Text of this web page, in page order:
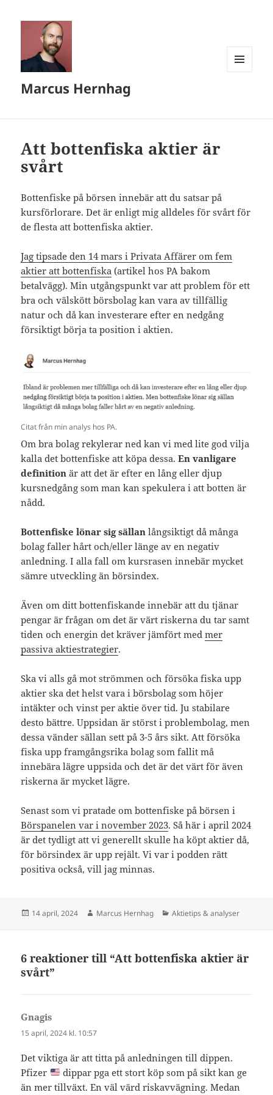
Marcus Hernhag
Att bottenfiska aktier är
svårt
Bottenfiske på börsen innebär att du satsar på
kursförlorare. Det är enligt mig alldeles för svårt för
de flesta att bottenfiska aktier.
Jag tipsade den 14 mars i Privata Affärer om fem
aktier att bottenfiska (artikel hos PA bakom
betalvägg). Min utgångspunkt var att problem för ett
bra och välskött börsbolag kan vara av tillfällig
natur och då kan investerare efter en nedgång
försiktigt börja ta position i aktien.
Citat från min analys hos PA.
Om bra bolag rekylerar ned kan vi med lite god vilja
kalla det bottenfiske att köpa dessa.En vanligare
definition är att det är efter en lång eller djup
kursnedgång som man kan spekulera i att botten är
nådd.
Bottenfiske lönar sig sällan långsiktigt då många
bolag faller hårt och/eller länge av en negativ
anledning. I alla fall om kursrasen innebär mycket
sämre utveckling än börsindex.
Även om ditt bottenfiskande innebär att du tjänar
pengar är frågan om det är värt riskerna du tar samt
tiden och energin det kräver jämfört medmer
passiva aktiestrategier.
Ska vi alls gå mot strömmen och försöka fiska upp
aktier ska det helst vara i börsbolag som höjer
intäkter och vinst per aktie över tid. Ju stabilare
desto bättre. Uppsidan är störst i problembolag, men
dessa vänder sällan sett på 3-5 års sikt. Att försöka
fiska upp framgångsrika bolag som fallit må
innebära lägre uppsida och det är det värt för även
riskerna är mycket lägre.
Senast som vi pratade om bottenfiske på börsen i
Börspanelen var i november 2023. Så här i april 2024
är det tydligt att vi generellt skulle ha köpt aktier då,
för börsindex är upp rejält. Vi var i podden rätt
positiva också, vill jag minnas.
Postat
14 april, 2024 Författare
Marcus Hernhag Kategorier
Aktietips & analyser
6 reaktioner till “Att bottenfiska aktier är
svårt”
Gnagis
15 april, 2024 kl. 10:57
Det viktiga är att titta på anledningen till dippen.
Pfizer
dippar pga ett stort köp som på sikt kan ge
än mer tillväxt. En väl värd riskavvägning. Medan